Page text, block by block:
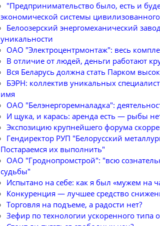
"Предпринимательство было, есть и
экономической системы
Белоозерский энергомеханический
уникальности
ОАО "Электроцентрмонтаж": весь
В отличие от людей, деньги работают
Вся Беларусь должна стать Парком
БЭРН: коллектив уникальных
имя
ОАО "Белэнергоремналадка":
И щука, и карась: аренда есть — рыбы
Экспозицию крупнейшего форума
Гендиректор РУП "Белорусский
Постараемся их выполнить"
ОАО "Гроднопромстрой": "всю
судьбы"
Испытано на себе: как я был «мужем на
Конкуренция — лучшее средство
Торговля на подъеме, а радости нет?
Зефир по технологии ускоренного типа